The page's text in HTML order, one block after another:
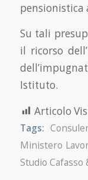
pensionistica
Su tali
il ricorso
Istituto.
Articolo
Tags:
Ministero
Studio Cafasso